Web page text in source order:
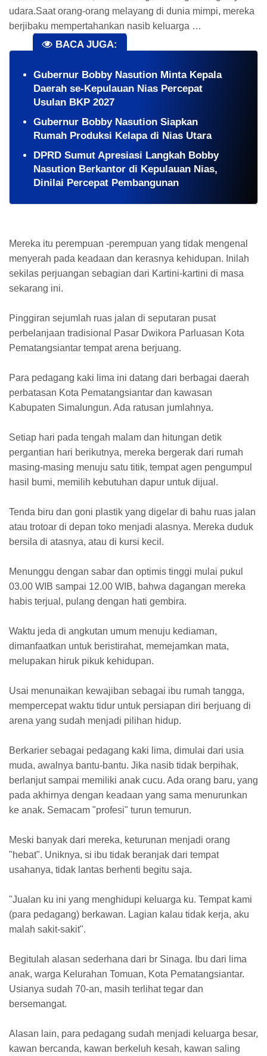
udara.Saat orang-orang melayang di dunia mimpi, mereka
berjibaku mempertahankan nasib keluarga …
BACA JUGA:
Gubernur Bobby Nasution Minta Kepala
Daerah se-Kepulauan Nias Percepat
Usulan BKP 2027
Gubernur Bobby Nasution Siapkan
Rumah Produksi Kelapa di Nias Utara
DPRD Sumut Apresiasi Langkah Bobby
Nasution Berkantor di Kepulauan Nias,
Dinilai Percepat Pembangunan
Mereka itu perempuan -perempuan yang tidak mengenal
menyerah pada keadaan dan kerasnya kehidupan. Inilah
sekilas perjuangan sebagian dari Kartini-kartini di masa
sekarang ini.
Pinggiran sejumlah ruas jalan di seputaran pusat
perbelanjaan tradisional Pasar Dwikora Parluasan Kota
Pematangsiantar tempat arena berjuang.
Para pedagang kaki lima ini datang dari berbagai daerah
perbatasan Kota Pematangsiantar dan kawasan
Kabupaten Simalungun. Ada ratusan jumlahnya.
Setiap hari pada tengah malam dan hitungan detik
pergantian hari berikutnya, mereka bergerak dari rumah
masing-masing menuju satu titik, tempat agen pengumpul
hasil bumi, memilih kebutuhan dapur untuk dijual.
Tenda biru dan goni plastik yang digelar di bahu ruas jalan
atau trotoar di depan toko menjadi alasnya. Mereka duduk
bersila di atasnya, atau di kursi kecil.
Menunggu dengan sabar dan optimis tinggi mulai pukul
03.00 WIB sampai 12.00 WIB, bahwa dagangan mereka
habis terjual, pulang dengan hati gembira.
Waktu jeda di angkutan umum menuju kediaman,
dimanfaatkan untuk beristirahat, memejamkan mata,
melupakan hiruk pikuk kehidupan.
Usai menunaikan kewajiban sebagai ibu rumah tangga,
mempercepat waktu tidur untuk persiapan diri berjuang di
arena yang sudah menjadi pilihan hidup.
Berkarier sebagai pedagang kaki lima, dimulai dari usia
muda, awalnya bantu-bantu. Jika nasib tidak berpihak,
berlanjut sampai memiliki anak cucu. Ada orang baru, yang
pada akhirnya dengan keadaan yang sama menurunkan
ke anak. Semacam "profesi" turun temurun.
Meski banyak dari mereka, keturunan menjadi orang
"hebat". Uniknya, si ibu tidak beranjak dari tempat
usahanya, tidak lantas berhenti begitu saja.
"Jualan ku ini yang menghidupi keluarga ku. Tempat kami
(para pedagang) berkawan. Lagian kalau tidak kerja, aku
malah sakit-sakit".
Begitulah alasan sederhana dari br Sinaga. Ibu dari lima
anak, warga Kelurahan Tomuan, Kota Pematangsiantar.
Usianya sudah 70-an, masih terlihat tegar dan
bersemangat.
Alasan lain, para pedagang sudah menjadi keluarga besar,
kawan bercanda, kawan berkeluh kesah, kawan saling